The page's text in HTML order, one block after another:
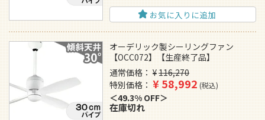
お気に入りに追加
オーデリック製シーリングファン
【OCC072】【生産終了品】
通常価格
¥116,270
特別価格
¥58,992 税込
49.3% OFF
在庫切れ